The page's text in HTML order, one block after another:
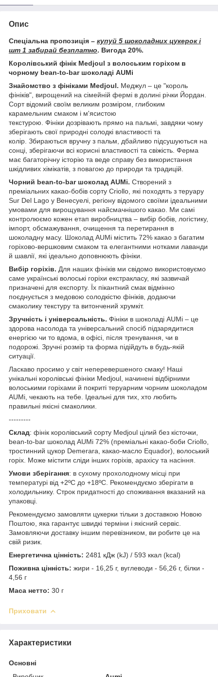
Опис
Спеціальна пропозиція – купуй 5 шоколадних цукерок і
шт 1 забирай безплатно. Вигода 20%.
Королівський фінік Medjoul з волоським горіхом в
чорному bean-to-bar шоколаді AUMi
Знайомство з фініками Medjoul. Меджул – це "король
фініків", вирощений на сімейній фермі в долині річки Йордан.
Сорт відомий своїм великим розміром, глибоким
карамельним смаком і м'ясистою
текстурою. Фініки дозрівають прямо на пальмі, завдяки чому
зберігають свої природні солодкі властивості та
колір. Збираються вручну з пальм, дбайливо підсушуються на
сонці, зберігаючи всі корисні властивості та свіжість. Ферма
має багаторічну історію та веде справу без використання
шкідливих хімікатів, з повагою до природи та традицій.
Чорний bean-to-bar шоколад AUMi. Створений з
преміальних какао-бобів сорту Criollo, які походять з теруару
Sur Del Lago у Венесуелі, регіону відомого своїми ідеальними
умовами для вирощування найсмачнішого какао. Ми самі
контролюємо кожен етап виробництва – вибір бобів, логістику,
імпорт, обсмажування, очищення та перетирання в
шоколадну масу. Шоколад AUMi містить 72% какао з багатим
горіхово-вершковим смаком та елегантними нотками лаванди
й шавлії, які ідеально доповнюють фініки.
Вибір горіхів. Для наших фініків ми свідомо використовуємо
саме українські волоські горіхи екстракласу, які зазвичай
призначені для експорту. Їх пікантний смак відмінно
поєднується з медовою солодкістю фініків, додаючи
смаколику текстуру та витончений хрумкіт.
Зручність і універсальність. Фініки в шоколаді AUMi – це
здорова насолода та універсальний спосіб підзарядитися
енергією чи то вдома, в офісі, після тренування, чи в
подорожі. Зручні розмір та форма підійдуть в будь-якій
ситуації.
Ласкаво просимо у світ неперевершеного смаку! Наші
унікальні королівські фініки Medjoul, начинені відбірними
волоськими горіхами й покриті теруарним чорним шоколадом
AUMi, чекають на тебе. Ідеальні для тих, хто любить
правильні якісні смаколики.
---------
Склад: фінік королівський сорту Medjoul цілий без кісточки,
bean-to-bar шоколад AUMi 72% (преміальні какао-боби Criollo,
тростинний цукор Demerara, какао-масло Equador), волоський
горіх. Може містити сліди інших горіхів, арахісу та насіння.
Умови зберігання: в сухому прохолодному місці при
температурі від +2ºC до +18ºC. Рекомендуємо зберігати в
холодильнику. Строк придатності до споживання вказаний на
упаковці.
Рекомендуємо замовляти цукерки тільки з доставкою Новою
Поштою, яка гарантує швидкі терміни і якісний сервіс.
Замовляючи доставку іншим перевізником, ви робите це на
свій ризик.
Енергетична цінність: 2481 кДж (kJ) / 593 ккал (kcal)
Поживна цінність: жири - 16,25 г, вуглеводи - 56,26 г, білки -
4,56 г
Маса нетто: 30 г
Приховати
Характеристики
Основні